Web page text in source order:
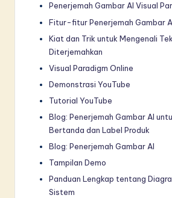
Penerjemah Gambar AI Visual
Fitur-fitur Penerjemah Gambar
Kiat dan Trik untuk Mengenali
Diterjemahkan
Visual Paradigm Online
Demonstrasi YouTube
Tutorial YouTube
Blog: Penerjemah Gambar AI
Bertanda dan Label Produk
Blog: Penerjemah Gambar AI
Tampilan Demo
Panduan Lengkap tentang
Sistem